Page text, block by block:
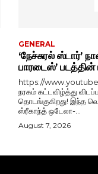
GENERAL
‘நேச்சுரல் ஸ்டார்’
பாரடைஸ்’ படத்தின்
https://
நரகம் கட்டவிழ்த்து
தொடங்குகிறது! இந்த
ஸ்ரீகாந்த் ஒடேலா-...
August 7, 2026